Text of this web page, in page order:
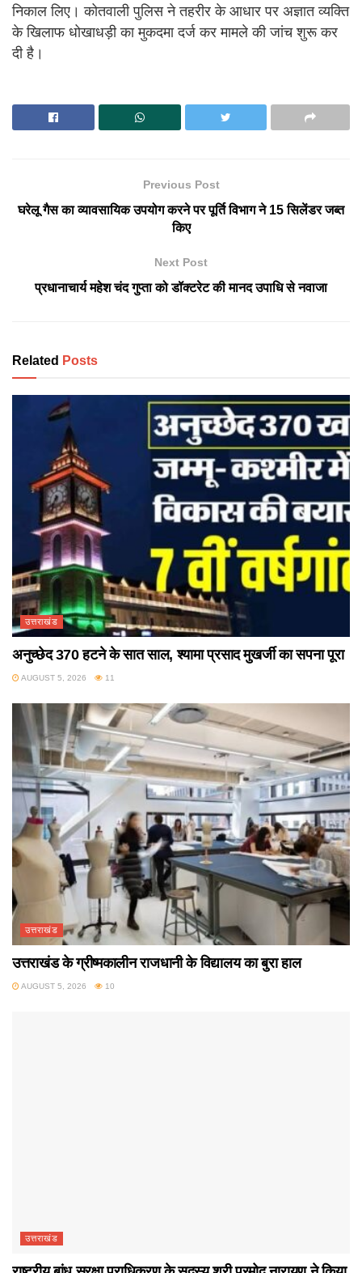
निकाल लिए। कोतवाली पुलिस ने तहरीर के आधार पर अज्ञात व्यक्ति
के खिलाफ धोखाधड़ी का मुकदमा दर्ज कर मामले की जांच शुरू कर
दी है।
Previous Post
घरेलू गैस का व्यावसायिक उपयोग करने पर पूर्ति विभाग ने 15 सिलेंडर जब्त
किए
Next Post
प्रधानाचार्य महेश चंद गुप्ता को डॉक्टरेट की मानद उपाधि से नवाजा
Related Posts
उत्तराखंड
अनुच्छेद 370 हटने के सात साल, श्यामा प्रसाद मुखर्जी का सपना पूरा
AUGUST 5, 2026 11
उत्तराखंड
उत्तराखंड के ग्रीष्मकालीन राजधानी के विद्यालय का बुरा हाल
AUGUST 5, 2026 10
उत्तराखंड